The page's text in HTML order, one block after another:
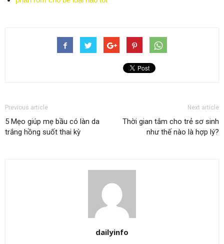
Previous article
5 Mẹo giúp mẹ bầu có làn da
trắng hồng suốt thai kỳ
Next article
Thời gian tắm cho trẻ sơ sinh
như thế nào là hợp lý?
dailyinfo